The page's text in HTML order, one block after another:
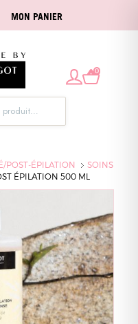
MON PANIER
0
POST-ÉPILATION
SOINS
ÉPILATION 500 ML